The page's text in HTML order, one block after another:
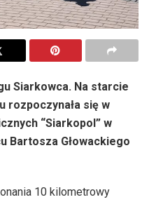
Siarkowca. Na starcie
rozpoczynała się w
“Siarkopol” w
Bartosza Głowackiego
10 kilometrowy